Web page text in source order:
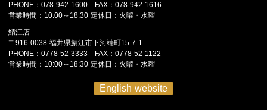
PHONE：078-942-1600 FAX：078-942-1616
営業時間：10:00～18:30 定休日：火曜・水曜
鯖江店
〒916-0038 福井県鯖江市下河端町15-7-1
PHONE：0778-52-3333 FAX：0778-52-1122
営業時間：10:00～18:30 定休日：火曜・水曜
English website